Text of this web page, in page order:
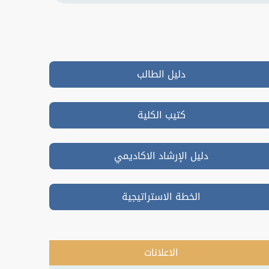
دليل الطالب
كتيب الكلية
دليل الإرشاد الاكاديمي
الخطة الاستراتيجية
الاعلانات